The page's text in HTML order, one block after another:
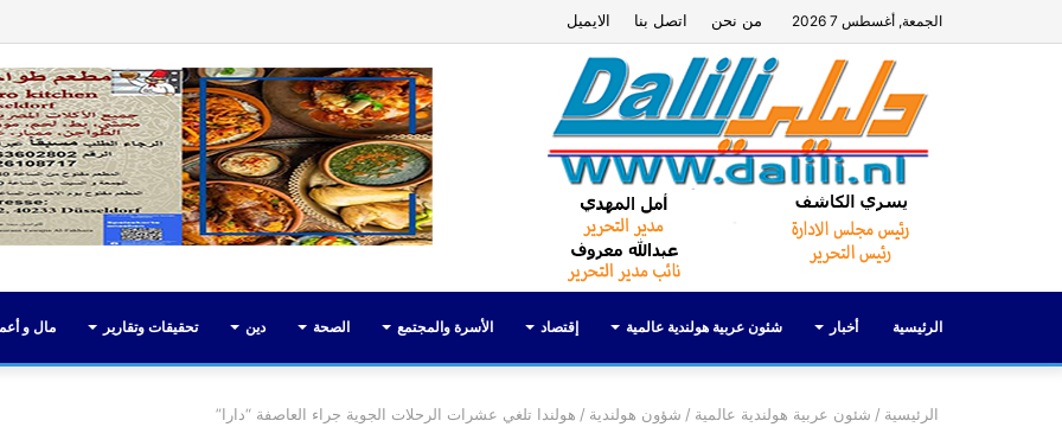
الجمعة, أغسطس 7 2026 من نحن اتصل بنا الايميل
الرئيسية أخبار شئون عربية هولندية عالمية إقتصاد الأسرة والمجتمع الصحة دين تحقيقات وتقارير مال و
الرئيسية / شئون عربية هولندية عالمية / شؤون هولندية / هولندا تلغي عشرات الرحلات الجوية جراء العاصفة “دارا”